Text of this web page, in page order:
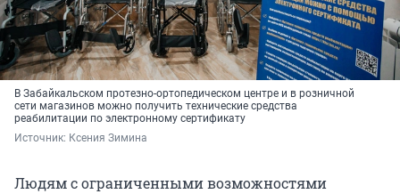
В Забайкальском протезно-ортопедическом центре и в розничной
сети магазинов можно получить технические средства
реабилитации по электронному сертификату
Источник: Ксения Зимина
Людям с ограниченными возможностями